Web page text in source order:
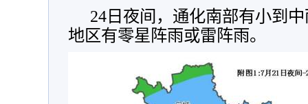
24日夜间，通化南部有小到
地区有零星阵雨或雷阵雨。